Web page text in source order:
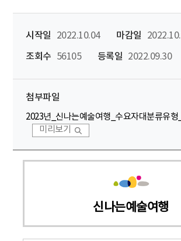
시작일 2022.10.04 마감일
조회수
56105 등록일 2022.09.30
첨부파일
2023년_신나는예술여행_수요자대분류유
미리보기
신나는예술여행